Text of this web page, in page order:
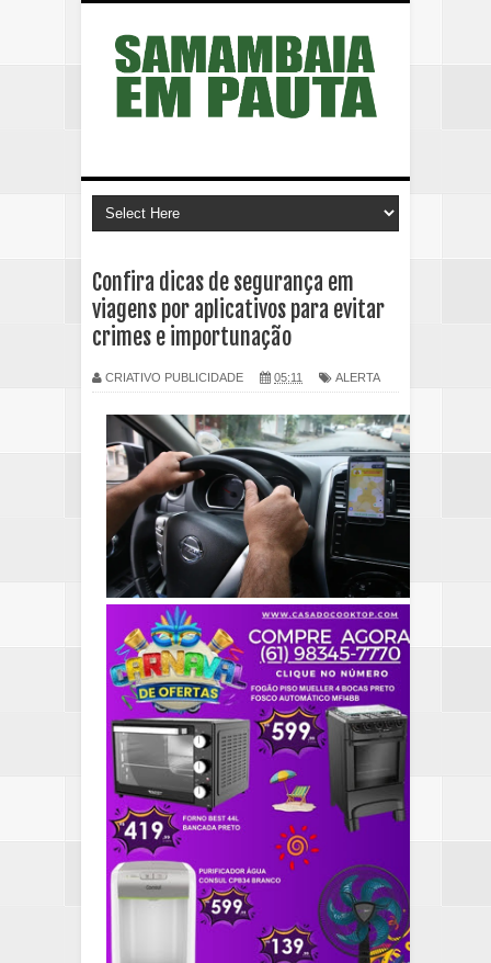
Confira dicas de segurança em
viagens por aplicativos para evitar
crimes e importunação
CRIATIVO PUBLICIDADE 05:11 ALERTA